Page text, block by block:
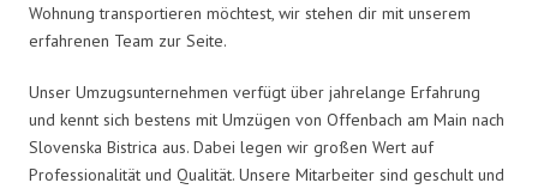
Wohnung transportieren möchtest, wir stehen dir mit unserem
erfahrenen Team zur Seite.
Unser Umzugsunternehmen verfügt über jahrelange Erfahrung
und kennt sich bestens mit Umzügen von Offenbach am Main nach
Slovenska Bistrica aus. Dabei legen wir großen Wert auf
Professionalität und Qualität. Unsere Mitarbeiter sind geschult und